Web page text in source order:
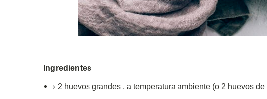
Ingredientes
2 huevos grandes , a temperatura ambiente (o 2 huevos de